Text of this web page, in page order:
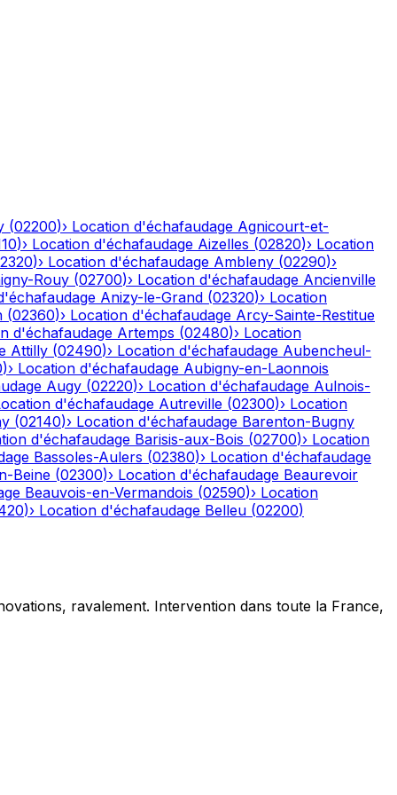
(02200)› Location d'échafaudage Agnicourt-et-
)› Location d'échafaudage Aizelles (02820)› Location
)› Location d'échafaudage Ambleny (02290)›
Rouy (02700)› Location d'échafaudage Ancienville
Anizy-le-Grand (02320)› Location
(02360)› Location d'échafaudage Arcy-Sainte-Restitue
d'échafaudage Artemps (02480)› Location
Attilly (02490)› Location d'échafaudage Aubencheul-
)› Location d'échafaudage Aubigny-en-Laonnois
Augy (02220)› Location d'échafaudage Aulnois-
d'échafaudage Autreville (02300)› Location
(02140)› Location d'échafaudage Barenton-Bugny
d'échafaudage Barisis-aux-Bois (02700)› Location
Bassoles-Aulers (02380)› Location d'échafaudage
Beine (02300)› Location d'échafaudage Beaurevoir
Beauvois-en-Vermandois (02590)› Location
)› Location d'échafaudage Belleu (02200)
ravalement. Intervention dans toute la France,